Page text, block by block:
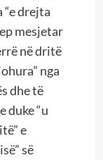
“e drejta
mesjetar
në dritë
nga
dhe të
duke “u
e
së